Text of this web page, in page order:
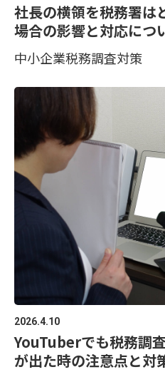
社長の横領を税務署は
場合の影響と対応につ
中小企業税務調査対策
2026.4.10
YouTuberでも税務調
が出た時の注意点と対